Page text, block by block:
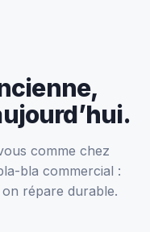
comme chez
bla commercial :
répare durable.